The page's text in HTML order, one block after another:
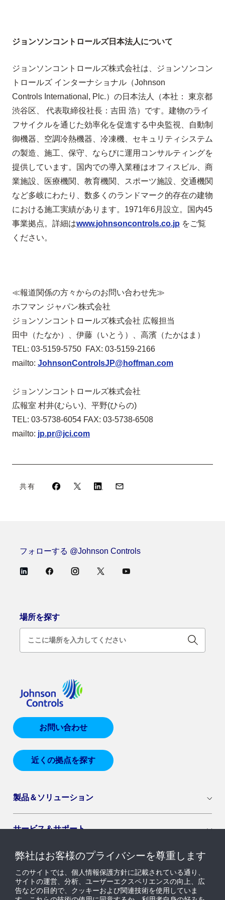
ジョンソンコントロールズ日本法人について
ジョンソンコントロールズ株式会社は、ジョンソンコン
トロールズ インターナショナル（Johnson
Controls International, Plc.）の日本法人（本社： 東京都
渋谷区、 代表取締役社長：吉田 浩）です。建物のライ
フサイクルを通じた効率化を促進する中央監視、自動制
御機器、空調冷熱機器、冷凍機、セキュリティシステム
の製造、施工、保守、ならびに運用コンサルティングを
提供しています。国内での導入業種はオフィスビル、商
業施設、医療機関、教育機関、スポーツ施設、交通機関
など多岐にわたり、数多くのランドマーク的存在の建物
における施工実績があります。1971年6月設立。国内45
事業拠点。詳細はwww.johnsoncontrols.co.jp をご覧
ください。
≪報道関係の方々からのお問い合わせ先≫
ホフマン ジャパン株式会社
ジョンソンコントロールズ株式会社 広報担当
田中（たなか）、伊藤（いとう）、高濱（たかはま）
TEL: 03-5159-5750 FAX: 03-5159-2166
mailto: JohnsonControlsJP@hoffman.com
ジョンソンコントロールズ株式会社
広報室 村井(むらい)、平野(ひらの)
TEL: 03-5738-6054 FAX: 03-5738-6508
mailto: jp.pr@jci.com
共有
フォローする @Johnson Controls
場所を探す
お問い合わせ
近くの拠点を探す
製品＆ソリューション
サービス＆サポート
導入セグメント
ニュース & インサイト
弊社はお客様のプライバシーを尊重します
このサイトでは、個人情報保護方針に記載されている通り、
サイトの運営、分析、ユーザーエクスペリエンスの向上、広
告などの目的で、クッキーおよび関連技術を使用していま